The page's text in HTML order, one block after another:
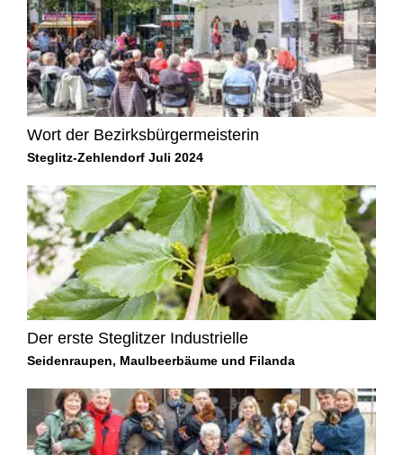
Wort der Bezirksbürgermeisterin
Steglitz-Zehlendorf Juli 2024
Der erste Steglitzer Industrielle
Seidenraupen, Maulbeerbäume und Filanda